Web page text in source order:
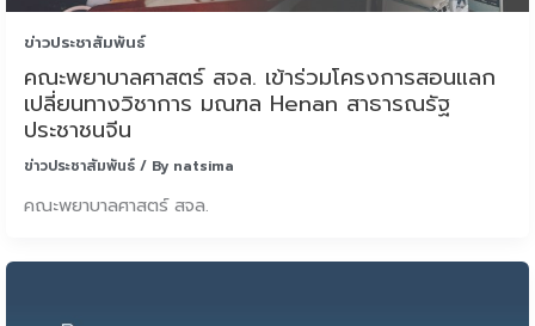
ข่าวประชาสัมพันธ์
คณะพยาบาลศาสตร์ สจล. เข้าร่วมโครงการสอนแลก
เปลี่ยนทางวิชาการ มณฑล Henan สาธารณรัฐ
ประชาชนจีน
ข่าวประชาสัมพันธ์ / By natsima
คณะพยาบาลศาสตร์ สจล.